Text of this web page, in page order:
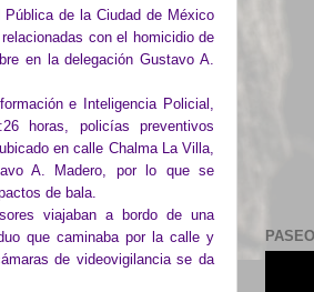
de la Ciudad de México
con el homicidio de
en la delegación Gustavo A.
e Inteligencia Policial,
horas, policías preventivos
en calle Chalma La Villa,
A. Madero, por lo que se
de bala.
viajaban a bordo de una
que caminaba por la calle y
de videovigilancia se da